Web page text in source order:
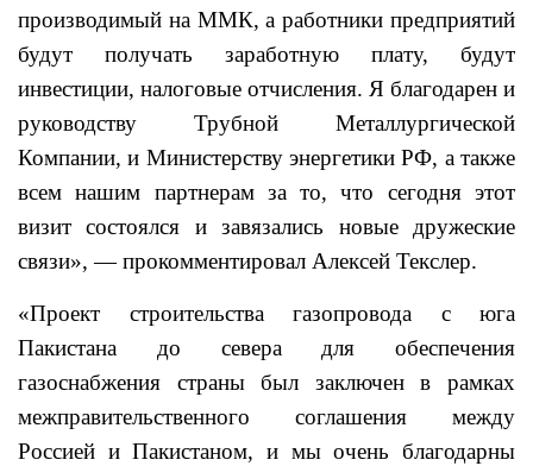
производимый на ММК, а работники предприятий
будут получать заработную плату, будут
инвестиции, налоговые отчисления. Я благодарен и
руководству Трубной Металлургической
Компании, и Министерству энергетики РФ, а также
всем нашим партнерам за то, что сегодня этот
визит состоялся и завязались новые дружеские
связи», — прокомментировал Алексей Текслер.
«Проект строительства газопровода с юга
Пакистана до севера для обеспечения
газоснабжения страны был заключен в рамках
межправительственного соглашения между
Россией и Пакистаном, и мы очень благодарны